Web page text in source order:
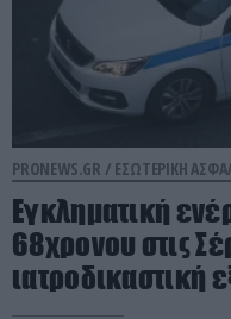
PRONEWS.GR / ΕΣΩΤΕΡΙΚΗ
Εγκληματική
68χρονου στις
ιατροδικαστική